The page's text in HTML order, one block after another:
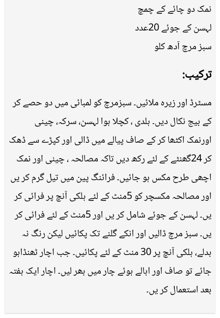
نمک دو چائے کے چمچ
لہسن کے جوئے 20عدد
سبز مرچ آدھ کلو
ترکیب:
مسٹرڈ اور زیرہ ملائیں۔ سبزمرچ کو لمبائی میں دو حصے کر
کے بیج نکال دیں۔ ہلدی ، کچلا ہوا لہسن، سرکہ، چینی
اورنمک اکٹھا کر کے صاف پیالے میں ڈالی اور کپڑے سے ڈھک
کر 24گھنٹے کے لئے رکھ دیں تاکہ مصالحہ ، چینی اور نمک
اچھی طرح مکس ہو جائیں۔ فرائنگ پین میں تیل گرم کر یں
اور مصالحہ مکسچر کو 5منٹ کے لئے ہلکی آنچ پر فرائی کر
یں۔ لہسن کے جوئے شامل کر یں اور 5منٹ کے لئے فرائی کر
یں۔ سبز مرچ ڈالیں اور انکے گلنے تک پکائیں لیکن رنگ نہ
بدلے، ہلکی آنچ پر 30 منٹ کے لئے پکائیں۔ جب اچار ٹھنڈاہو
جائے تو صاف اور ابالے ہوئے چار میں بھر لیں۔ اچار ایک ہفتہ
بعد استعمال کر یں۔